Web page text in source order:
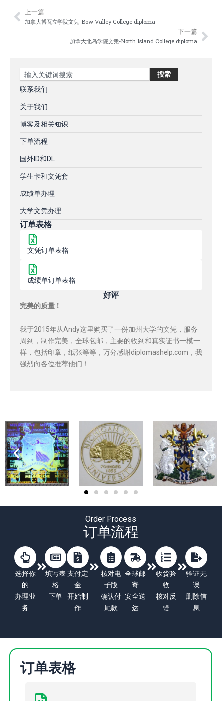
Prev
上一篇
加拿大博瓦立学院文凭-Bow Valley College diploma
下一篇
加拿大北岛学院文凭-North Island College diploma
Search 搜索
联系我们
关于我们
博客及相关知识
下单流程
国外ID和DL
学生卡和文凭套
成绩单办理
大学文凭办理
订单表格
文凭订单表格
成绩单订单表格
好评
完美的质量！
我于2015年从Andy这里购买了一份加州大学的文凭，服务
周到，制作完美，全球包邮，主要的收到和真实证书一模一
样，包括印章，纸张等等，万分感谢diplomashelp.com，我
强烈向各位推荐他们！
Order Process
订单流程
选择你
的
办理业
务
填写表
格
下单
支付定
金
开始制
作
核对电
子版
确认付
尾款
全球邮
寄
安全送
达
收货验
收
核对反
馈
验证无
误
删除信
息
订单表格